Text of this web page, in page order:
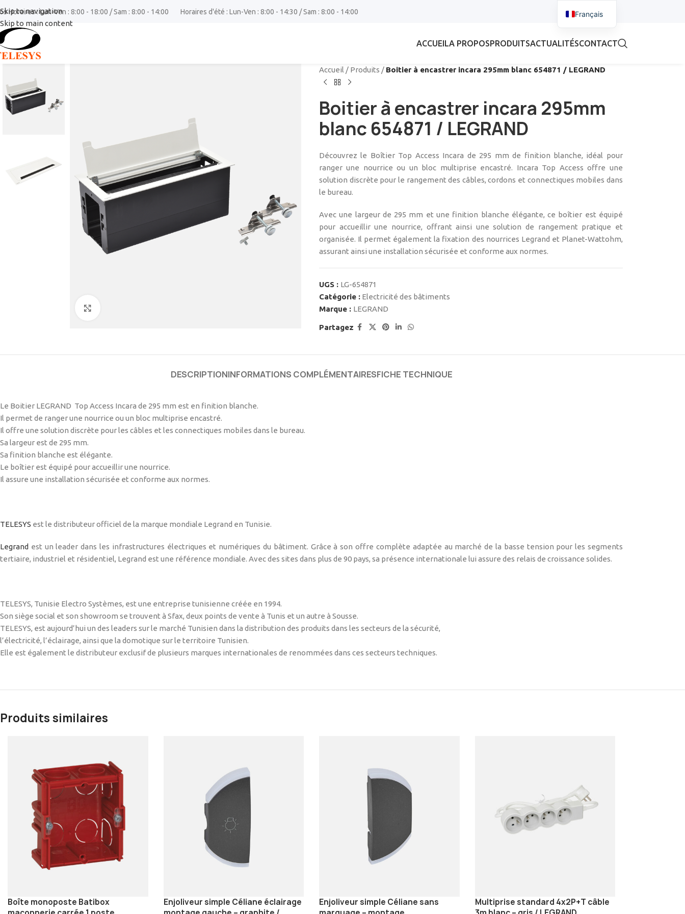
Skip to navigation
Skip to main content
Horaires : Lun-Ven : 8:00 - 18:00 / Sam : 8:00 - 14:00 Horaires d'été : Lun-Ven : 8:00 - 14:30 / Sam : 8:00 - 14:00
ACCUEILA PROPOSPRODUITSACTUALITÉSCONTACT
Accueil / Produits / Boitier à encastrer incara 295mm blanc 654871 / LEGRAND
Boitier à encastrer incara 295mm
blanc 654871 / LEGRAND
Découvrez le Boîtier Top Access Incara de 295 mm de finition blanche, idéal pour
ranger une nourrice ou un bloc multiprise encastré. Incara Top Access offre une
solution discrète pour le rangement des câbles, cordons et connectiques mobiles dans
le bureau.
Avec une largeur de 295 mm et une finition blanche élégante, ce boîtier est équipé
pour accueillir une nourrice, offrant ainsi une solution de rangement pratique et
organisée. Il permet également la fixation des nourrices Legrand et Planet-Wattohm,
assurant ainsi une installation sécurisée et conforme aux normes.
UGS : LG-654871
Catégorie : Electricité des bâtiments
Marque : LEGRAND
Partagez
DESCRIPTIONINFORMATIONS COMPLÉMENTAIRESFICHE TECHNIQUE
Le Boitier LEGRAND Top Access Incara de 295 mm est en finition blanche.
Il permet de ranger une nourrice ou un bloc multiprise encastré.
Il offre une solution discrète pour les câbles et les connectiques mobiles dans le bureau.
Sa largeur est de 295 mm.
Sa finition blanche est élégante.
Le boîtier est équipé pour accueillir une nourrice.
Il assure une installation sécurisée et conforme aux normes.
TELESYS est le distributeur officiel de la marque mondiale Legrand en Tunisie.
Legrand est un leader dans les infrastructures électriques et numériques du bâtiment. Grâce à son offre complète adaptée au marché de la basse tension pour les segments
tertiaire, industriel et résidentiel, Legrand est une référence mondiale. Avec des sites dans plus de 90 pays, sa présence internationale lui assure des relais de croissance solides.
TELESYS, Tunisie Electro Systèmes, est une entreprise tunisienne créée en 1994.
Son siège social et son showroom se trouvent à Sfax, deux points de vente à Tunis et un autre à Sousse.
TELESYS, est aujourd’hui un des leaders sur le marché Tunisien dans la distribution des produits dans les secteurs de la sécurité,
l’électricité, l’éclairage, ainsi que la domotique sur le territoire Tunisien.
Elle est également le distributeur exclusif de plusieurs marques internationales de renommées dans ces secteurs techniques.
Produits similaires
Boîte monoposte Batibox
Enjoliveur simple Céliane éclairage
Enjoliveur simple Céliane sans
Multiprise standard 4x2P+T câble
Français